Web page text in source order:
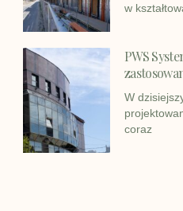
w
PWS
W
coraz